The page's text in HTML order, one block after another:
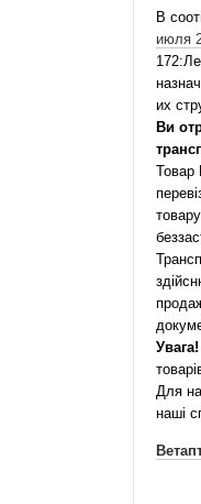
В
июля
их
Ви
Товар
Увага!
Для
наші